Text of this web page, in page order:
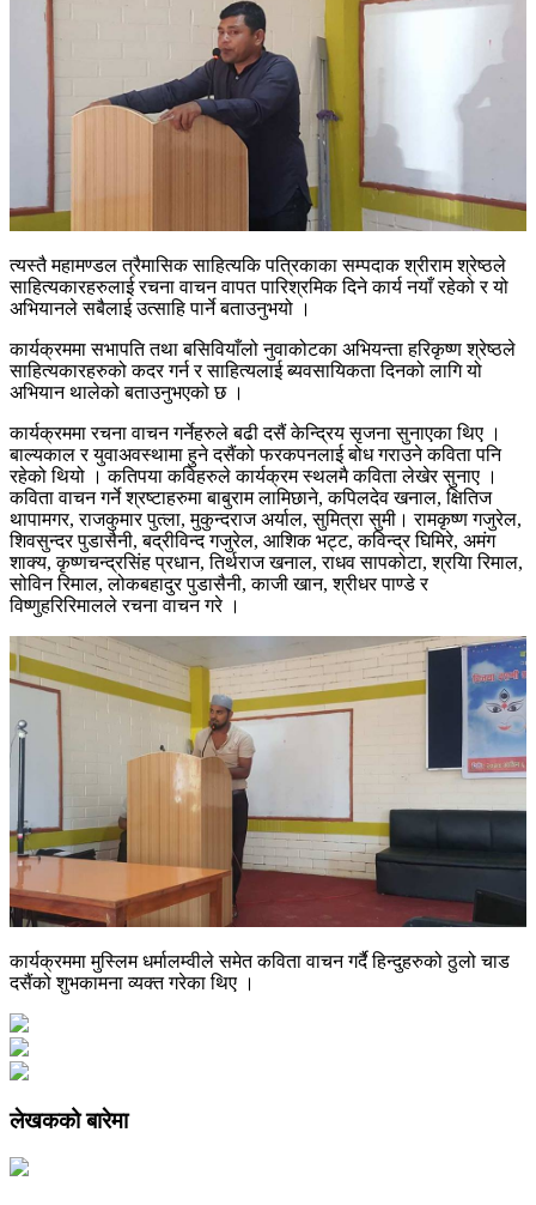
त्यस्तै महामण्डल त्रैमासिक साहित्यकि पत्रिकाका सम्पदाक श्रीराम श्रेष्ठले
साहित्यकारहरुलाई रचना वाचन वापत पारिश्रमिक दिने कार्य नयाँ रहेको र यो
अभियानले सबैलाई उत्साहि पार्ने बताउनुभयो ।
कार्यक्रममा सभापति तथा बसिवियाँलो नुवाकोटका अभियन्ता हरिकृष्ण श्रेष्ठले
साहित्यकारहरुको कदर गर्न र साहित्यलाई ब्यवसायिकता दिनको लागि यो
अभियान थालेको बताउनुभएको छ ।
कार्यक्रममा रचना वाचन गर्नेहरुले बढी दसैं केन्द्रिय सृजना सुनाएका थिए ।
बाल्यकाल र युवाअवस्थामा हुने दसैंको फरकपनलाई बोध गराउने कविता पनि
रहेको थियो । कतिपया कविहरुले कार्यक्रम स्थलमै कविता लेखेर सुनाए ।
कविता वाचन गर्ने श्रष्टाहरुमा बाबुराम लामिछाने, कपिलदेव खनाल, क्षितिज
थापामगर, राजकुमार पुत्ला, मुकुन्दराज अर्याल, सुमित्रा सुमी। रामकृष्ण गजुरेल,
शिवसुन्दर पुडासैनी, बद्रीविन्द गजुरेल, आशिक भट्ट, कविन्द्र घिमिरे, अमंग
शाक्य, कृष्णचन्द्रसिंह प्रधान, तिर्थराज खनाल, राधव सापकोटा, श्रयिा रिमाल,
सोविन रिमाल, लोकबहादुर पुडासैनी, काजी खान, श्रीधर पाण्डे र
विष्णुहरिरिमालले रचना वाचन गरे ।
कार्यक्रममा मुस्लिम धर्मालम्वीले समेत कविता वाचन गर्दै हिन्दुहरुको ठुलो चाड
दसैंको शुभकामना व्यक्त गरेका थिए ।
लेखकको बारेमा